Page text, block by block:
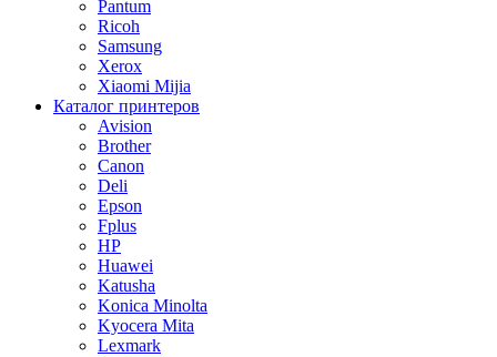
Pantum
Ricoh
Samsung
Xerox
Xiaomi Mijia
Каталог принтеров
Avision
Brother
Canon
Deli
Epson
Fplus
HP
Huawei
Katusha
Konica Minolta
Kyocera Mita
Lexmark